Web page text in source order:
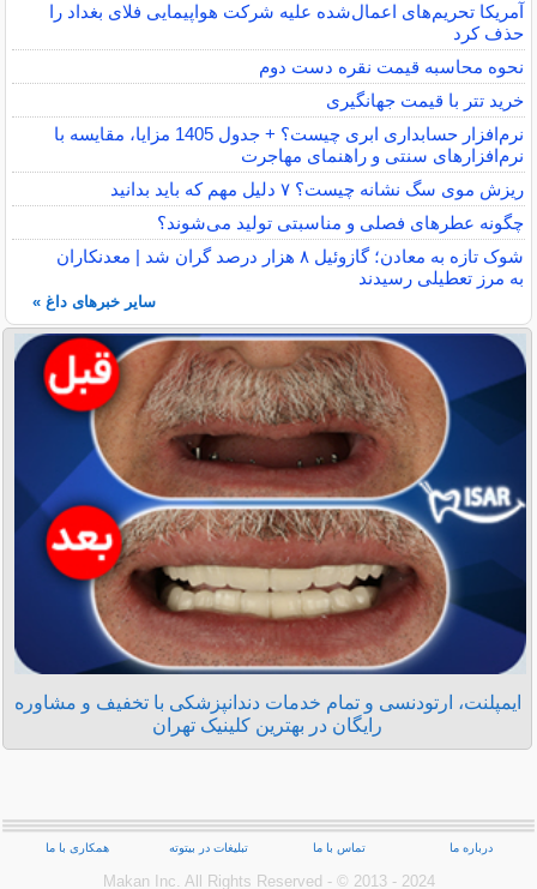
آمریکا تحریم‌های اعمال‌شده علیه شرکت هواپیمایی فلای بغداد را
حذف کرد
نحوه محاسبه قیمت نقره دست دوم
خرید تتر با قیمت جهانگیری
نرم‌افزار حسابداری ابری چیست؟ + جدول 1405 مزایا، مقایسه با
نرم‌افزارهای سنتی و راهنمای مهاجرت
ریزش موی سگ نشانه چیست؟ ۷ دلیل مهم که باید بدانید
چگونه عطرهای فصلی و مناسبتی تولید می‌شوند؟
شوک تازه به معادن؛ گازوئیل ۸ هزار درصد گران شد | معدنکاران
به مرز تعطیلی رسیدند
سایر خبرهای داغ »
ایمپلنت، ارتودنسی و تمام خدمات دندانپزشکی با تخفیف و مشاوره
رایگان در بهترین کلینیک تهران
درباره ما تماس با ما تبلیغات در بیتوته همکاری با ما
Makan Inc.‎ All Rights Reserved - © 2013 - 2024